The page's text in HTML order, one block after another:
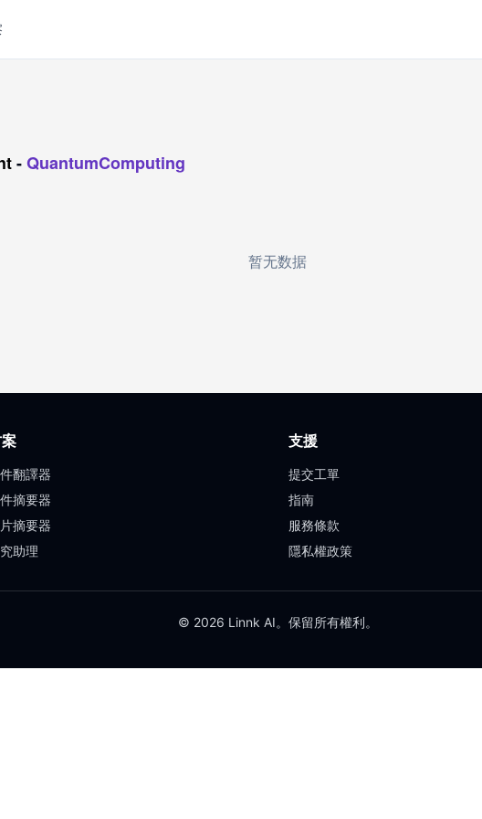
-QuantumComputing
暂无数据
翻譯器
摘要器
摘要器
助理
支援
提交工單
指南
服務條款
隱私權政策
© 2026 Linnk AI。保留所有權利。